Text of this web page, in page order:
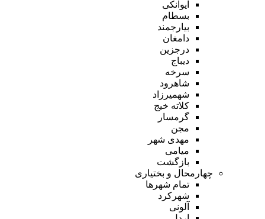
ایوانکی
بسطام
بیارجمند
دامغان
درجزین
دیباج
سرخه
شاهرود
شهمیرزاد
کلاته خیج
گرمسار
مجن
مهدی شهر
میامی
بازگشت
چهارمحال و بختیاری
تمام شهر‌ها
شهرکرد
آلونی